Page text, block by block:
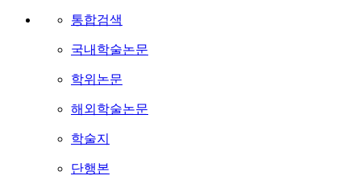
통합검색
국내학술논문
학위논문
해외학술논문
학술지
단행본